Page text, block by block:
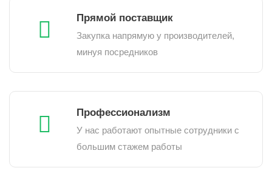
Прямой поставщик
Закупка напрямую у производителей,
минуя посредников
Профессионализм
У нас работают опытные сотрудники с
большим стажем работы